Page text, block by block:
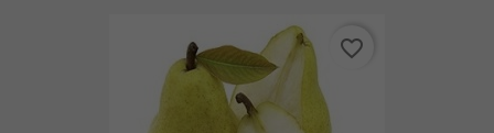
favorite_border